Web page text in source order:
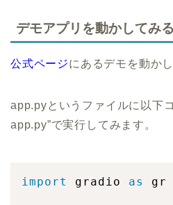
デモアプリを動かしてみる
公式ページにあるデモを動か
app.pyというファイルに以下
app.py”で実行してみます。
import gradio as gr